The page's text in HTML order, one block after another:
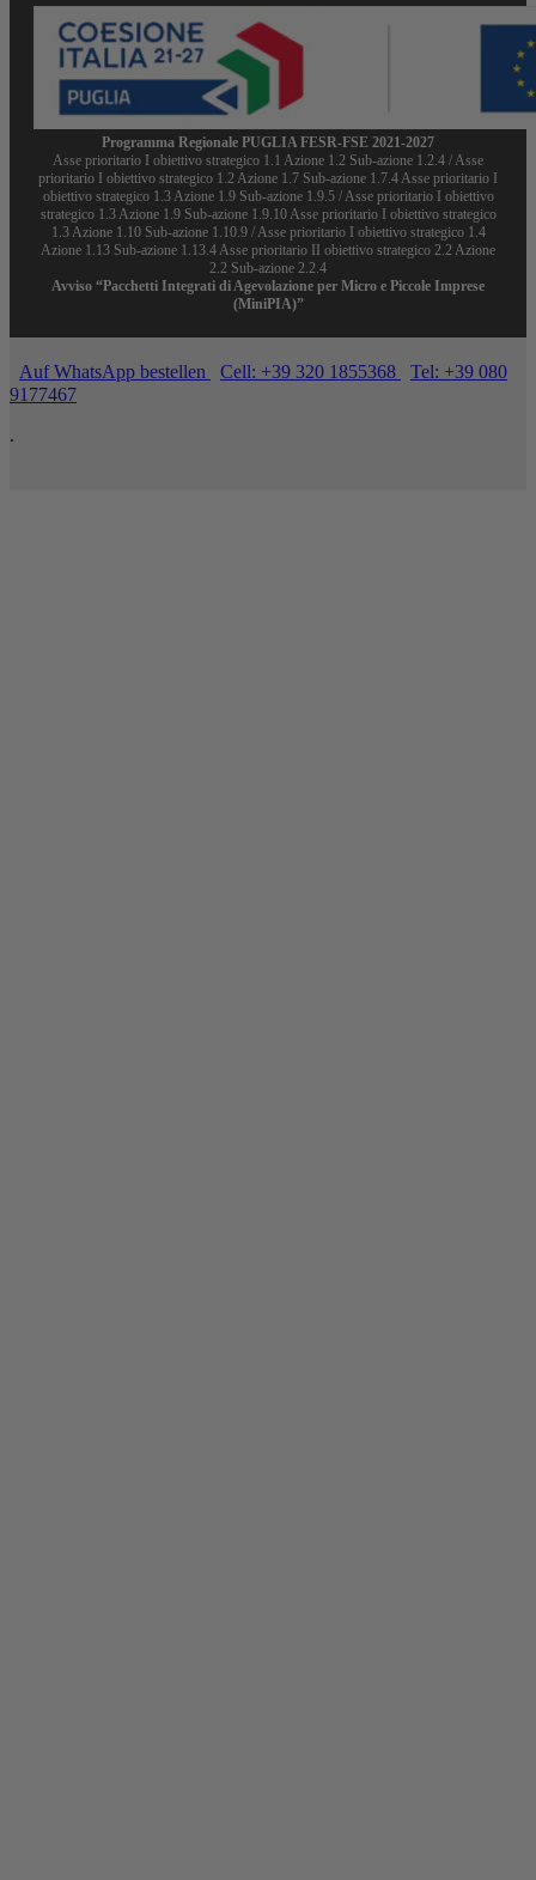
Programma Regionale PUGLIA FESR-FSE 2021-2027
Asse prioritario I obiettivo strategico 1.1 Azione 1.2 Sub-azione 1.2.4 / Asse
prioritario I obiettivo strategico 1.2 Azione 1.7 Sub-azione 1.7.4 Asse prioritario I
obiettivo strategico 1.3 Azione 1.9 Sub-azione 1.9.5 / Asse prioritario I obiettivo
strategico 1.3 Azione 1.9 Sub-azione 1.9.10 Asse prioritario I obiettivo strategico
1.3 Azione 1.10 Sub-azione 1.10.9 / Asse prioritario I obiettivo strategico 1.4
Azione 1.13 Sub-azione 1.13.4 Asse prioritario II obiettivo strategico 2.2 Azione
2.2 Sub-azione 2.2.4
Avviso “Pacchetti Integrati di Agevolazione per Micro e Piccole Imprese
(MiniPIA)”
Auf WhatsApp bestellen Cell: +39 320 1855368
Tel: +39 080
9177467
.